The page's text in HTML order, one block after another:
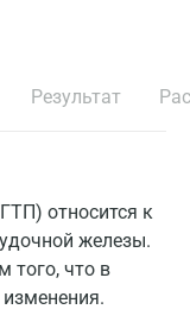
Результат
относится к
железы.
того, что в